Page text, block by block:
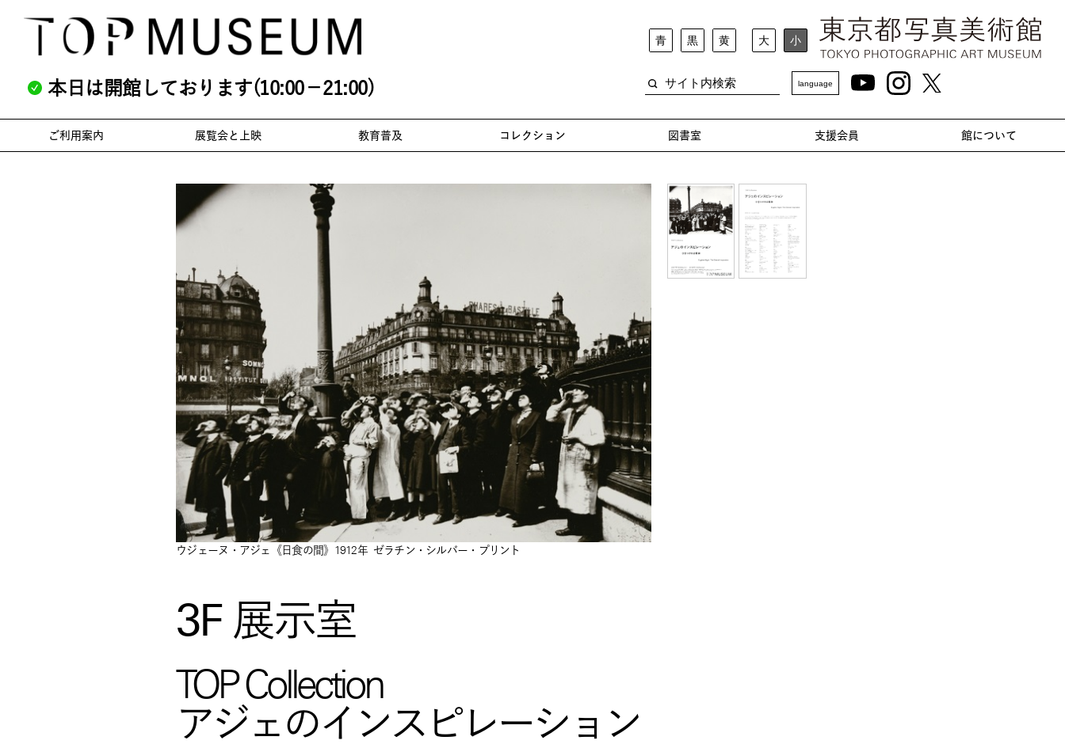
本日は開館しております(10:00－21:00)
青 黒 黄 大 小
language
ご利用案内 展覧会と上映 教育普及 コレクション 図書室 支援会員 館について
ウジェーヌ・アジェ《日食の間》1912年 ゼラチン・シルバー・プリント
3F 展示室
TOP Collection
アジェのインスピレーション